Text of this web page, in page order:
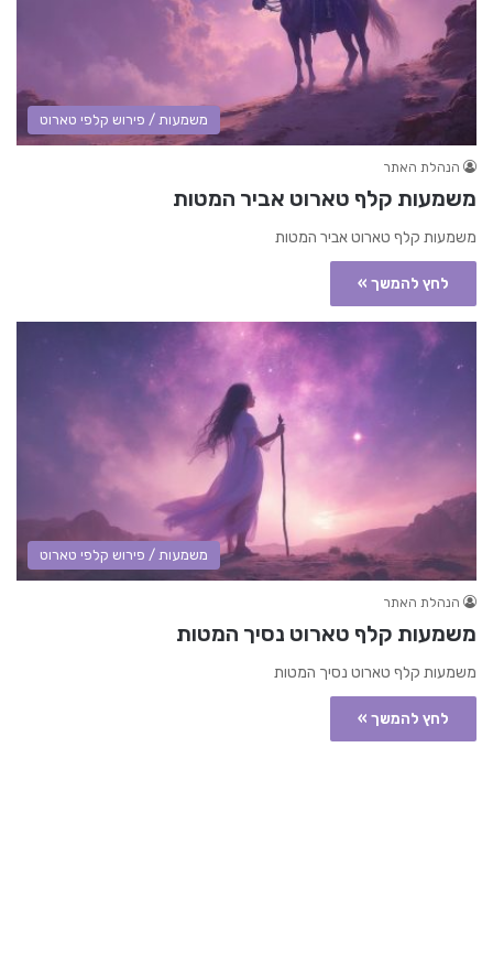
משמעות / פירוש קלפי טארוט
הנהלת האתר
משמעות קלף טארוט אביר המטות
משמעות קלף טארוט אביר המטות
לחץ להמשך »
משמעות / פירוש קלפי טארוט
הנהלת האתר
משמעות קלף טארוט נסיך המטות
משמעות קלף טארוט נסיך המטות
לחץ להמשך »